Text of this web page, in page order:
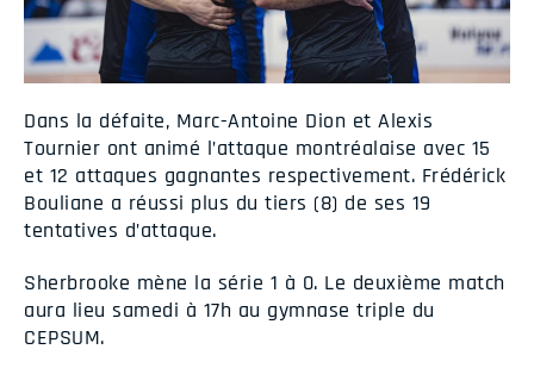
Dans la défaite, Marc-Antoine Dion et Alexis
Tournier ont animé l’attaque montréalaise avec 15
et 12 attaques gagnantes respectivement. Frédérick
Bouliane a réussi plus du tiers (8) de ses 19
tentatives d’attaque.
Sherbrooke mène la série 1 à 0. Le deuxième match
aura lieu samedi à 17h au gymnase triple du
CEPSUM.